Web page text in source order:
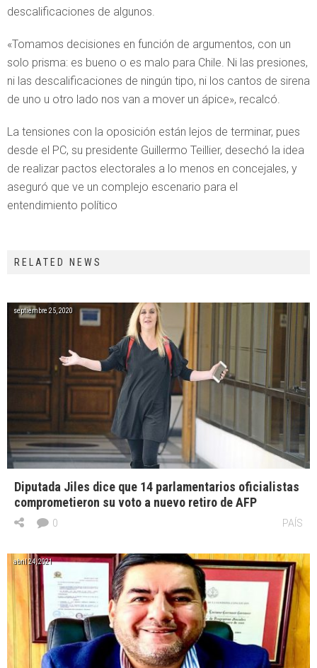
descalificaciones de algunos.
«Tomamos decisiones en función de argumentos, con un
solo prisma: es bueno o es malo para Chile. Ni las presiones,
ni las descalificaciones de ningún tipo, ni los cantos de sirena
de uno u otro lado nos van a mover un ápice», recalcó.
La tensiones con la oposición están lejos de terminar, pues
desde el PC, su presidente Guillermo Teillier, desechó la idea
de realizar pactos electorales a lo menos en concejales, y
aseguró que ve un complejo escenario para el
entendimiento político
RELATED NEWS
septiembre 25, 2020
Diputada Jiles dice que 14 parlamentarios oficialistas
comprometieron su voto a nuevo retiro de AFP
PAÍS
0
abril 24, 2021